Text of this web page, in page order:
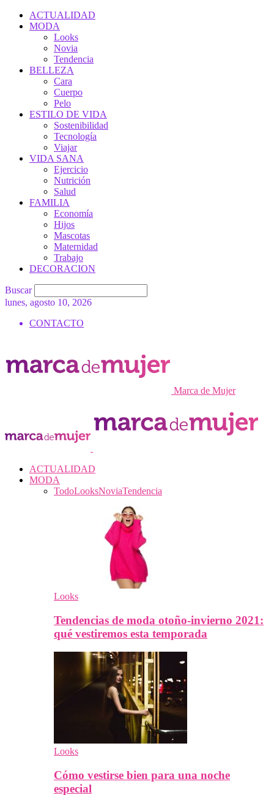
ACTUALIDAD
MODA
Looks
Novia
Tendencia
BELLEZA
Cara
Cuerpo
Pelo
ESTILO DE VIDA
Sostenibilidad
Tecnología
Viajar
VIDA SANA
Ejercicio
Nutrición
Salud
FAMILIA
Economía
Hijos
Mascotas
Maternidad
Trabajo
DECORACION
Buscar
lunes, agosto 10, 2026
CONTACTO
Marca de Mujer
ACTUALIDAD
MODA
TodoLooksNoviaTendencia
Looks
Tendencias de moda otoño-invierno 2021:
qué vestiremos esta temporada
Looks
Cómo vestirse bien para una noche
especial